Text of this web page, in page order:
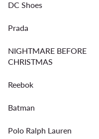
DC Shoes
Prada
NIGHTMARE BEFORE
CHRISTMAS
Reebok
Batman
Polo Ralph Lauren